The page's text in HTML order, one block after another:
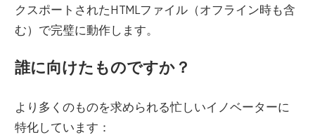
クスポートされたHTMLファイル（オフライン時も含
む）で完璧に動作します。
誰に向けたものですか？
より多くのものを求められる忙しいイノベーターに
特化しています：